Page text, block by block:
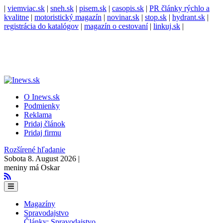
| viemviac.sk | sneh.sk | pisem.sk | casopis.sk | PR články rýchlo a
kvalitne | motoristický magazín | novinar.sk | stop.sk | hydrant.sk |
registrácia do katalógov | magazín o cestovaní| linkuj.sk |
O Inews.sk
Podmienky
Reklama
Pridaj článok
Pridaj firmu
Rozšírené hľadanie
Sobota 8. August 2026 |
meniny má Oskar
Magazíny
Spravodajstvo